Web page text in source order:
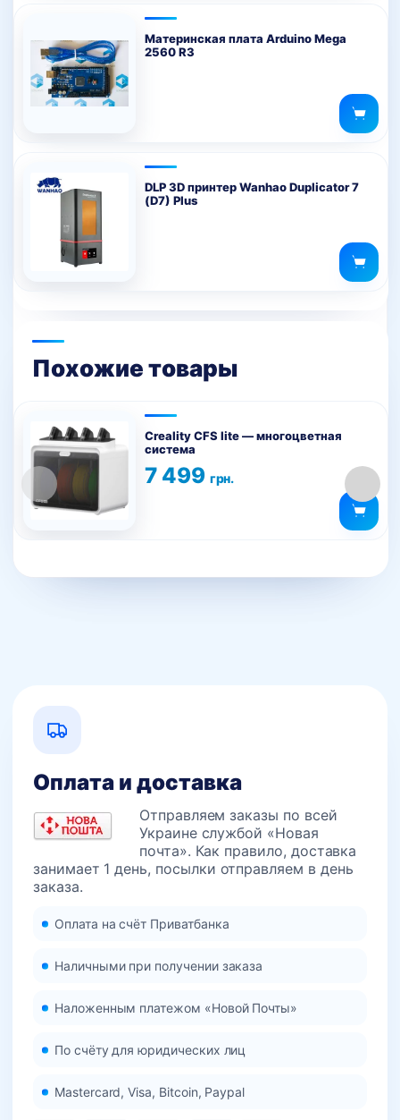
Материнская плата Arduino Mega
2560 R3
DLP 3D принтер Wanhao Duplicator 7
(D7) Plus
Похожие товары
Creality CFS lite — многоцветная
система
7 499 грн.
Оплата и доставка
Отправляем заказы по всей
Украине службой «Новая
почта». Как правило, доставка
занимает 1 день, посылки отправляем в день
заказа.
Оплата на счёт Приватбанка
Наличными при получении заказа
Наложенным платежом «Новой Почты»
По счёту для юридических лиц
Mastercard, Visa, Bitcoin, Paypal